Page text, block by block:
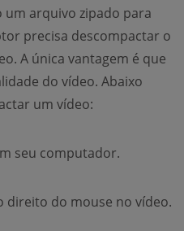
arquivo zipado para
precisa descompactar o
A única vantagem é que
do vídeo. Abaixo
um vídeo:
seu computador.
direito do mouse no vídeo.